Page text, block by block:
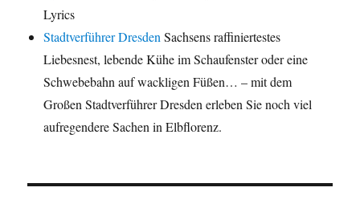
Lyrics
Stadtverführer Dresden Sachsens raffiniertestes
Liebesnest, lebende Kühe im Schaufenster oder eine
Schwebebahn auf wackligen Füßen… – mit dem
Großen Stadtverführer Dresden erleben Sie noch viel
aufregendere Sachen in Elbflorenz.